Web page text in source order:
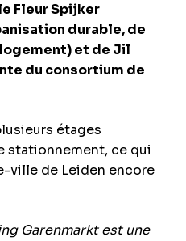
Fleur Spijker
durable, de
et de Jil
du consortium de
étages
stationnement, ce qui
ville de Leiden encore
Garenmarkt est une